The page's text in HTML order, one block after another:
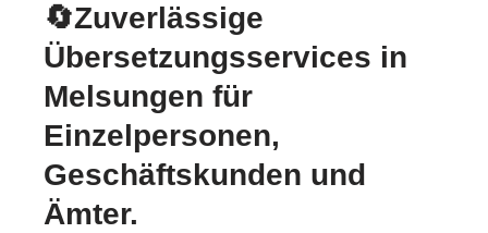
🔄Zuverlässige
Übersetzungsservices in
Melsungen für
Einzelpersonen,
Geschäftskunden und
Ämter.